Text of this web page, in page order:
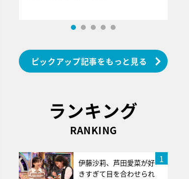
ピックアップ記事をもっと見る
ランキング
RANKING
1
伊藤沙莉、芦田愛菜が好
きすぎて目を合わせられ